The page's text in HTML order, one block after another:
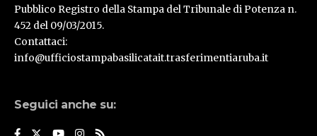
Pubblico Registro della Stampa del Tribunale di Potenza n.
452 del 09/03/2015.
Contattaci:
info@ufficiostampabasilicatait.trasferimentiaruba.it
Seguici anche su: